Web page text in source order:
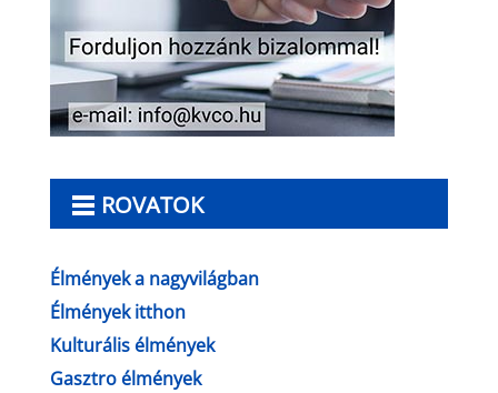
ROVATOK
Élmények a nagyvilágban
Élmények itthon
Kulturális élmények
Gasztro élmények